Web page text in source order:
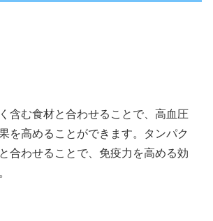
含む食材と合わせることで、高血圧
を高めることができます。タンパク
合わせることで、免疫力を高める効